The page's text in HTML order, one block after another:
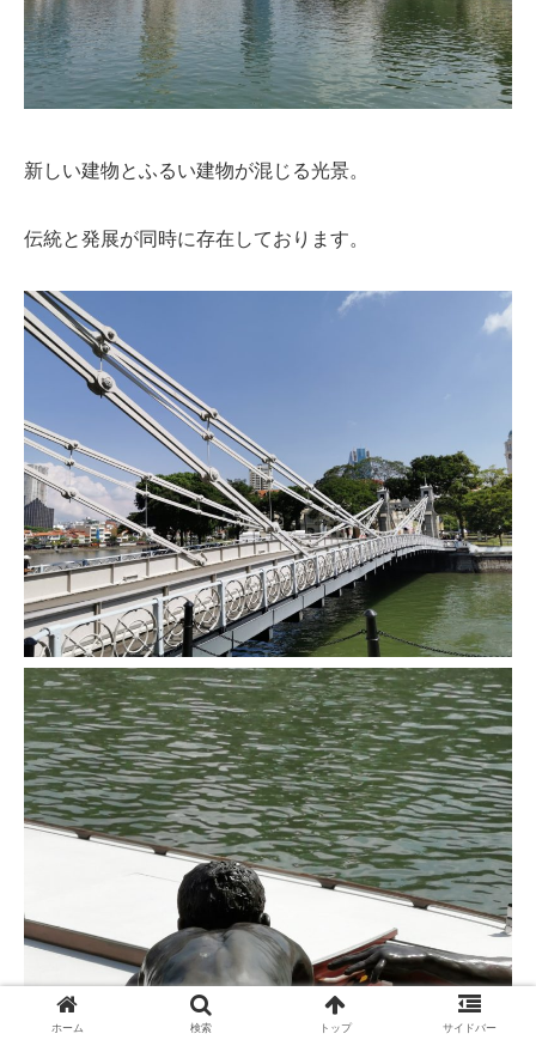
新しい建物とふるい建物が混じる光景。
伝統と発展が同時に存在しております。
ホーム 検索 トップ サイドバー